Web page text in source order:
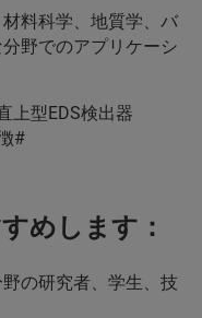
料科学、地質学、バ
野でのアプリケーシ
上型EDS検出器
#
めします：
の研究者、学生、技